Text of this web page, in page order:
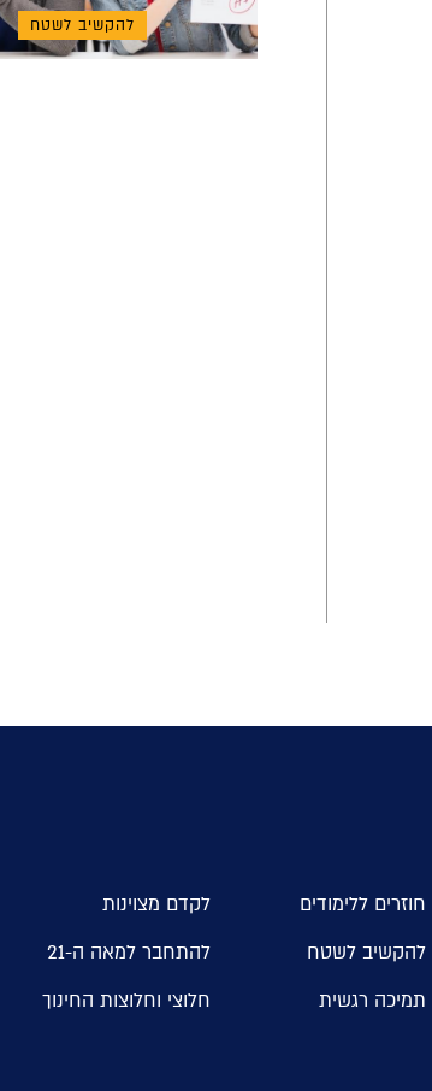
להקשיב לשטח
חוזרים ללימודים לקדם מצוינות
להקשיב לשטח
להתחבר למאה ה-21
תמיכה רגשית
חלוצי וחלוצות החינוך